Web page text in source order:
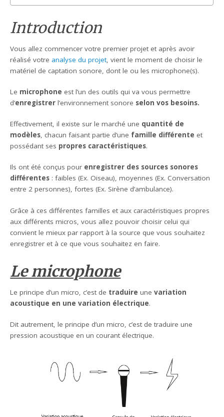
Introduction
Vous allez commencer votre premier projet et après avoir
réalisé votre analyse du projet , vient le moment de choisir le
matériel de captation sonore, dont le ou les microphone(s).
Le microphone est l’un des outils qui va vous permettre
d’enregistrer l’environnement sonore selon vos besoins.
Effectivement, il existe sur le marché une quantité de
modèles, chacun faisant partie d’une famille différente et
possédant ses propres caractéristiques.
Ils ont été conçus pour enregistrer des sources sonores
différentes : faibles (Ex. Oiseau), moyennes (Ex. Conversation
entre 2 personnes), fortes (Ex. Sirène d’ambulance).
Grâce à ces différentes familles et aux caractéristiques propres
aux différents micros, vous allez pouvoir choisir celui qui
convient le mieux par rapport à la source que vous souhaitez
enregistrer et à ce que vous souhaitez en faire.
Le microphone
Le principe d’un micro, c’est de traduire unevariation
acoustique en une variation électrique.
Dit autrement, le principe d’un micro, c’est de traduire une
pression acoustique en un courant électrique.